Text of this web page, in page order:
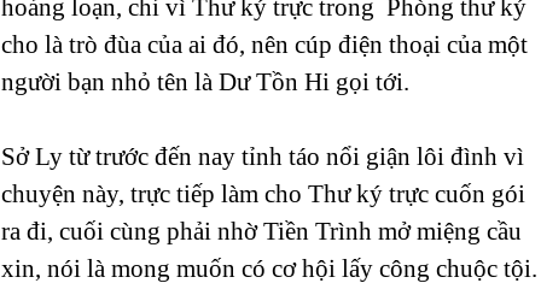
hoảng loạn, chỉ vì Thư ký trực trong Phòng thư ký
cho là trò đùa của ai đó, nên cúp điện thoại của một
người bạn nhỏ tên là Dư Tồn Hi gọi tới.
Sở Ly từ trước đến nay tỉnh táo nổi giận lôi đình vì
chuyện này, trực tiếp làm cho Thư ký trực cuốn gói
ra đi, cuối cùng phải nhờ Tiền Trình mở miệng cầu
xin, nói là mong muốn có cơ hội lấy công chuộc tội.